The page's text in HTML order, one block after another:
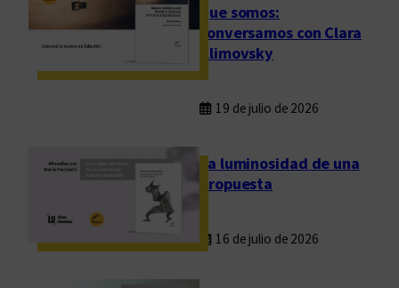
que somos:
conversamos con Clara
Klimovsky
19 de julio de 2026
La luminosidad de una
propuesta
16 de julio de 2026